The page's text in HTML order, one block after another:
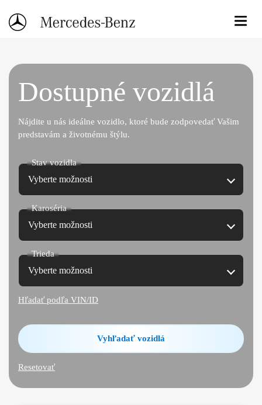
Úžitkové vozidlá
Servisné služby
O nás
Novinky
Dostupné vozidlá
Nájdite u nás ideálne vozidlo, ktoré bude zodpovedať Vašim
predstavám a životnému štýlu.
Stav vozidla
Vyberte možnosti
Karoséria
Vyberte možnosti
Trieda
Vyberte možnosti
Hľadať podľa VIN/ID
Vyhľadať vozidlá
Resetovať